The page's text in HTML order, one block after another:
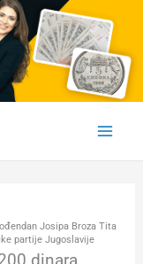
Josipa Broza Tita
partije Jugoslavije
dinara